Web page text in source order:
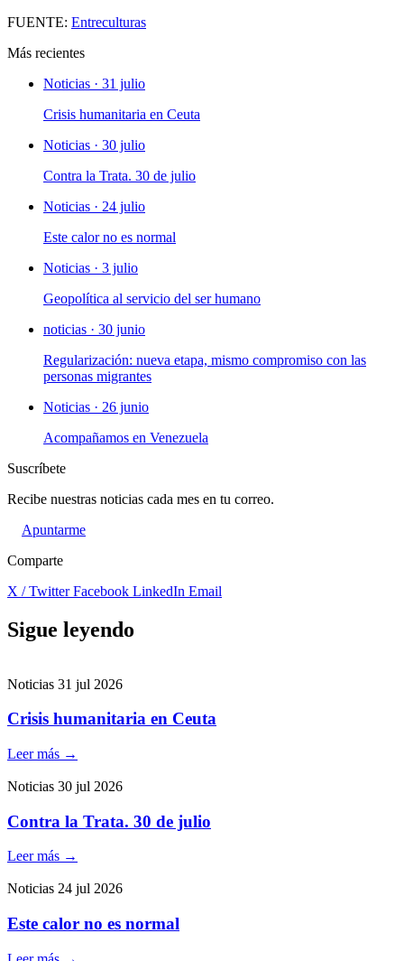
FUENTE: Entreculturas
Más recientes
Noticias · 31 julio
Crisis humanitaria en Ceuta
Noticias · 30 julio
Contra la Trata. 30 de julio
Noticias · 24 julio
Este calor no es normal
Noticias · 3 julio
Geopolítica al servicio del ser humano
noticias · 30 junio
Regularización: nueva etapa, mismo compromiso con las
personas migrantes
Noticias · 26 junio
Acompañamos en Venezuela
Suscríbete
Recibe nuestras noticias cada mes en tu correo.
Apuntarme
Comparte
X / TwitterFacebook LinkedIn Email
Sigue leyendo
Noticias 31 jul 2026
Crisis humanitaria en Ceuta
Leer más →
Noticias 30 jul 2026
Contra la Trata. 30 de julio
Leer más →
Noticias 24 jul 2026
Este calor no es normal